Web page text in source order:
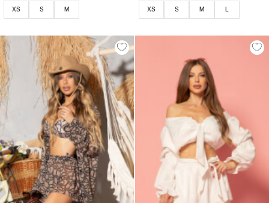
XS S M XS S M